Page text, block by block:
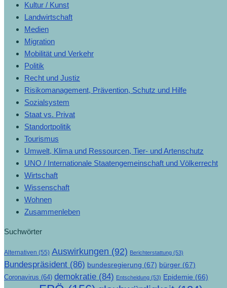
Kultur / Kunst
Landwirtschaft
Medien
Migration
Mobilität und Verkehr
Politik
Recht und Justiz
Risikomanagement, Prävention, Schutz und Hilfe
Sozialsystem
Staat vs. Privat
Standortpolitik
Tourismus
Umwelt, Klima und Ressourcen, Tier- und Artenschutz
UNO / Internationale Staatengemeinschaft und Völkerrecht
Wirtschaft
Wissenschaft
Wohnen
Zusammenleben
Suchwörter
Alternativen (55) Auswirkungen (92) Berichterstattung (53)
Bundespräsident (86) bundesregierung (67) bürger (67)
Coronavirus (64) demokratie (84) Entscheidung (53) Epidemie (66)